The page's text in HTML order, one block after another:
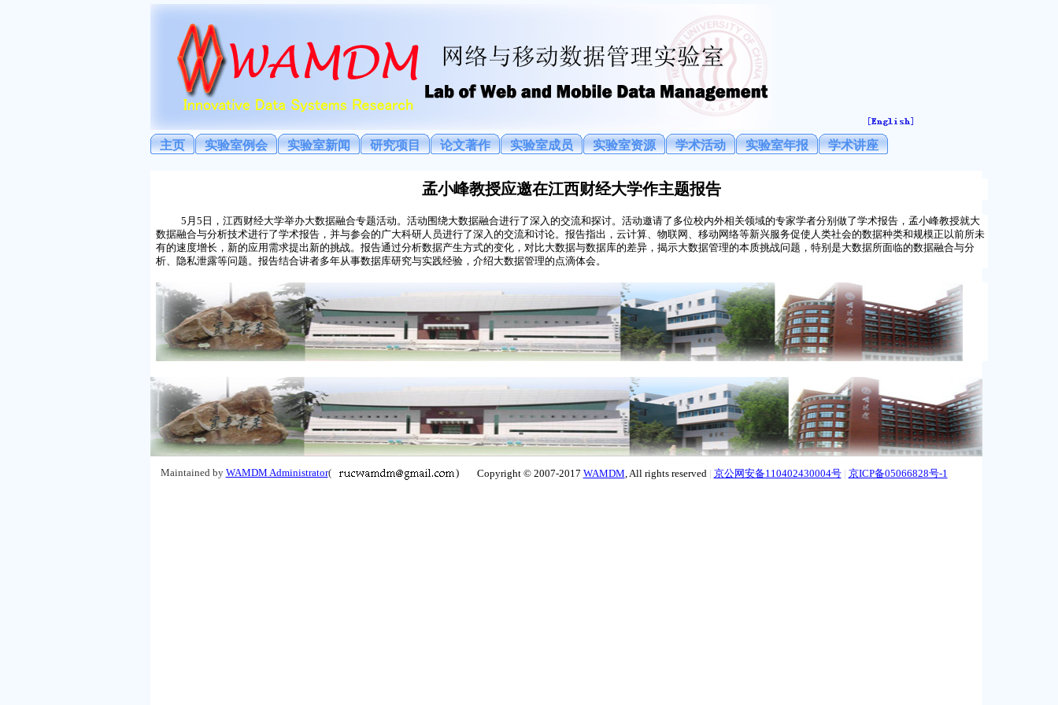
主页 实验室例会 实验室新闻 研究项目 论文著作 实验室成员 实验室资源 学术活动 实验室年报 学术讲座
孟小峰教授应邀在江西财经大学作主题报告
5 月 5 日，江西财经大学举办大数据融合专题活动。活动围绕大数据融合进行了深入的交流和探讨。活动邀请了多位校内外相关领域的专家学者分别做了学术报告，孟小峰教授就大
数据融合与分析技术进行了学术报告，并与参会的广大科研人员进行了深入的交流和讨论。报告指出，云计算、物联网、移动网络等新兴服务促使人类社会的数据种类和规模正以前所未
有的速度增长，新的应用需求提出新的挑战。报告通过分析数据产生方式的变化，对比大数据与数据库的差异，揭示大数据管理的本质挑战问题，特别是大数据所面临的数据融合与分
析、隐私泄露等问题。报告结合讲者多年从事数据库研究与实践经验，介绍大数据管理的点滴体会。
Maintained by WAMDM Administrator( ) Copyright © 2007-2017 WAMDM, All rights reserved | 京公网安备110402430004号| 京ICP备05066828号-1